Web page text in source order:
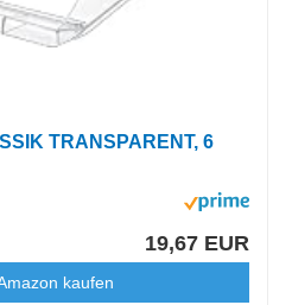
TRANSPARENT, 6
19,67 EUR
kaufen